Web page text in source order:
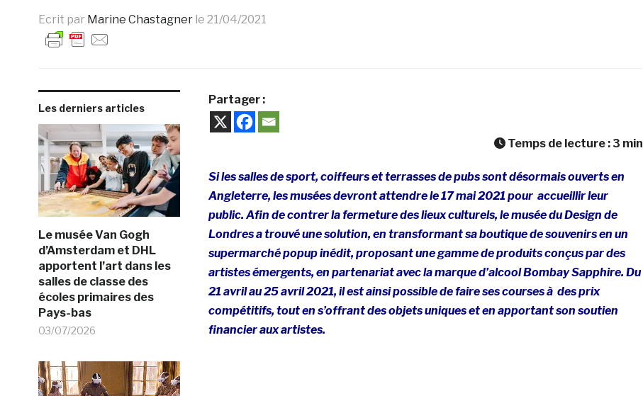
Ecrit par Marine Chastagner le 21/04/2021
Les derniers articles
Le musée Van Gogh
d’Amsterdam et DHL
apportent l’art dans les
salles de classe des
écoles primaires des
Pays-bas
03/07/2026
Partager :
Temps de lecture : 3 min
Si les salles de sport, coiffeurs et terrasses de pubs sont désormais ouverts en
Angleterre, les musées devront attendre le 17 mai 2021 pour accueillirleur
public. Afin de contrer la fermeture des lieux culturels, le musée du Design de
Londres a trouvé une solution, en transformant sa boutique de souvenirs en un
supermarché popup inédit, proposant une gamme de produits conçus par des
artistes émergents, en partenariat avec la marque d’alcool Bombay Sapphire. Du
21 avril au 25 avril 2021, il est ainsi possible de faire ses courses à des prix
compétitifs, tout en s’offrant des objets uniques et en apportant son soutien
financier aux artistes.